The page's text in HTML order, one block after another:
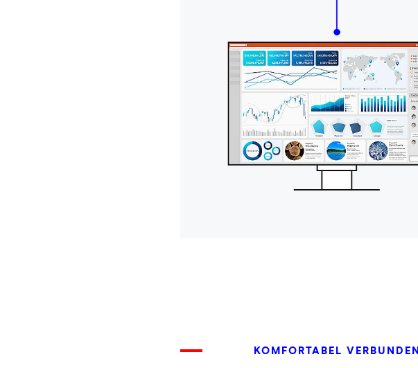
KOMFORTABEL VERBUNDEN